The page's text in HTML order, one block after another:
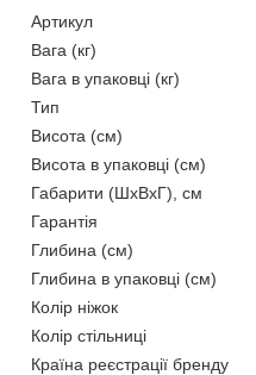
Артикул
Вага (кг)
Вага в упаковці (кг)
Тип
Висота (см)
Висота в упаковці (см)
Габарити (ШхВxГ), см
Гарантія
Глибина (см)
Глибина в упаковці (см)
Колір ніжок
Колір стільниці
Країна реєстрації бренду